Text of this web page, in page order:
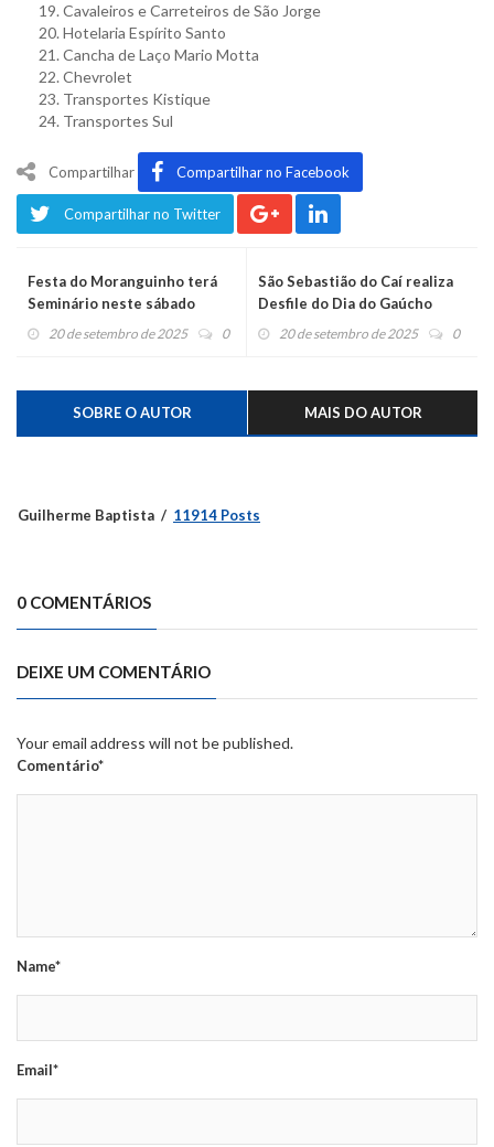
19. Cavaleiros e Carreteiros de São Jorge
20. Hotelaria Espírito Santo
21. Cancha de Laço Mario Motta
22. Chevrolet
23. Transportes Kistique
24. ⁠Transportes Sul
Compartilhar Compartilhar no Facebook
Compartilhar no Twitter
Festa do Moranguinho terá
Seminário neste sábado
20 de setembro de 2025 0
São Sebastião do Caí realiza
Desfile do Dia do Gaúcho
20 de setembro de 2025 0
SOBRE O AUTOR MAIS DO AUTOR
Guilherme Baptista 11914 Posts
0 COMENTÁRIOS
DEIXE UM COMENTÁRIO
Your email address will not be published.
Comentário*
Name*
Email*